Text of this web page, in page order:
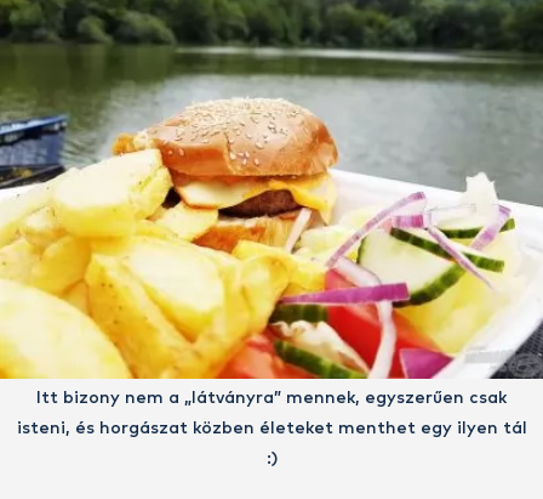
Itt bizony nem a „látványra” mennek, egyszerűen csak
isteni, és horgászat közben életeket menthet egy ilyen tál
:)